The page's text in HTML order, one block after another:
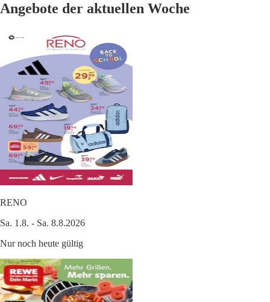
Angebote der aktuellen Woche
RENO
Sa. 1.8. - Sa. 8.8.2026
Nur noch heute gültig